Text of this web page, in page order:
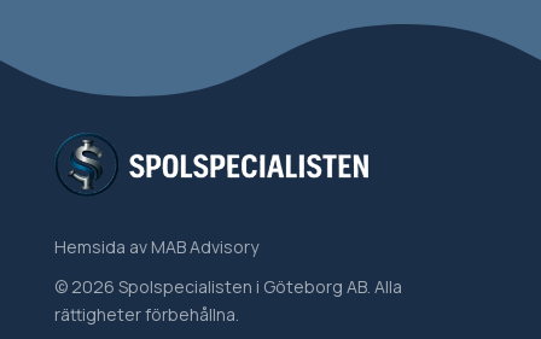
Hemsida av MAB Advisory
© 2026 Spolspecialisten i Göteborg AB. Alla
rättigheter förbehållna.